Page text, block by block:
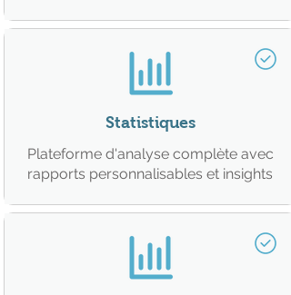
Statistiques
Plateforme d'analyse complète avec
rapports personnalisables et insights